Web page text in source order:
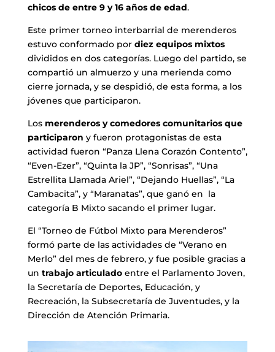
chicos de entre 9 y 16 años de edad.
Este primer torneo interbarrial de merenderos
estuvo conformado por diez equipos mixtos
divididos en dos categorías. Luego del partido, se
compartió un almuerzo y una merienda como
cierre jornada, y se despidió, de esta forma, a los
jóvenes que participaron.
Los merenderos y comedores comunitarios que
participaron y fueron protagonistas de esta
actividad fueron “Panza Llena Corazón Contento”,
“Even-Ezer”, “Quinta la JP”, “Sonrisas”, “Una
Estrellita Llamada Ariel”, “Dejando Huellas”, “La
Cambacita”, y “Maranatas”, que ganó en la
categoría B Mixto sacando el primer lugar.
El “Torneo de Fútbol Mixto para Merenderos”
formó parte de las actividades de “Verano en
Merlo” del mes de febrero, y fue posible gracias a
un trabajo articuladoentre el Parlamento Joven,
la Secretaría de Deportes, Educación, y
Recreación, la Subsecretaría de Juventudes, y la
Dirección de Atención Primaria.